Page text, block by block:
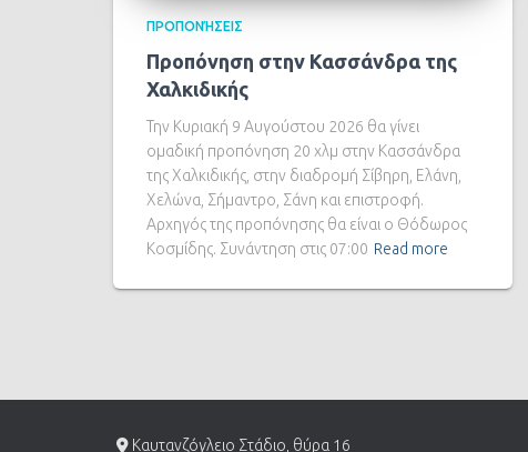
ΠΡΟΠΟΝΉΣΕΙΣ
Προπόνηση στην Κασσάνδρα της
Χαλκιδικής
Την Κυριακή 9 Αυγούστου 2026 θα γίνει
ομαδική προπόνηση 20 χλμ στην Κασσάνδρα
της Χαλκιδικής, στην διαδρομή Σίβηρη, Ελάνη,
Χελώνα, Σήμαντρο, Σάνη και επιστροφή.
Αρχηγός της προπόνησης θα είναι ο Θόδωρος
Κοσμίδης. Συνάντηση στις 07:00 Read more
Καυτανζόγλειο Στάδιο, θύρα 16